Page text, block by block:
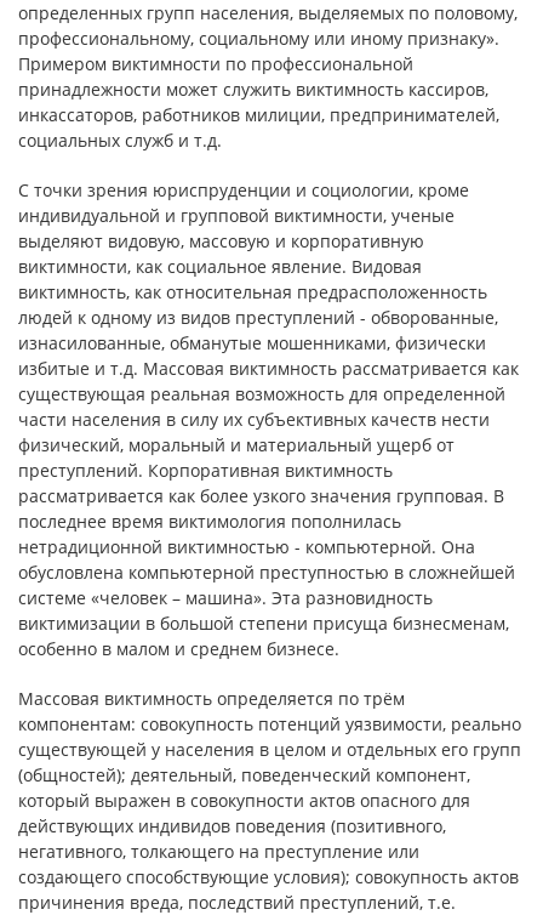
определенных групп населения, выделяемых по половому,
профессиональному, социальному или иному признаку».
Примером виктимности по профессиональной
принадлежности может служить виктимность кассиров,
инкассаторов, работников милиции, предпринимателей,
социальных служб и т.д.
С точки зрения юриспруденции и социологии, кроме
индивидуальной и групповой виктимности, ученые
выделяют видовую, массовую и корпоративную
виктимности, как социальное явление. Видовая
виктимность, как относительная предрасположенность
людей к одному из видов преступлений - обворованные,
изнасилованные, обманутые мошенниками, физически
избитые и т.д. Массовая виктимность рассматривается как
существующая реальная возможность для определенной
части населения в силу их субъективных качеств нести
физический, моральный и материальный ущерб от
преступлений. Корпоративная виктимность
рассматривается как более узкого значения групповая. В
последнее время виктимология пополнилась
нетрадиционной виктимностью - компьютерной. Она
обусловлена компьютерной преступностью в сложнейшей
системе «человек – машина». Эта разновидность
виктимизации в большой степени присуща бизнесменам,
особенно в малом и среднем бизнесе.
Массовая виктимность определяется по трём
компонентам: совокупность потенций уязвимости, реально
существующей у населения в целом и отдельных его групп
(общностей); деятельный, поведенческий компонент,
который выражен в совокупности актов опасного для
действующих индивидов поведения (позитивного,
негативного, толкающего на преступление или
создающего способствующие условия); совокупность актов
причинения вреда, последствий преступлений, т.е.